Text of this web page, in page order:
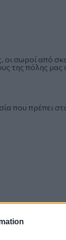
σωροί από
της πόλης μας
που πρέπει